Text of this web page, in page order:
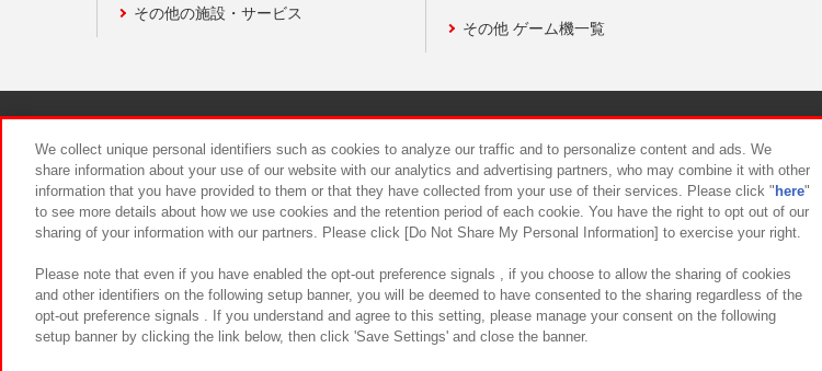
その他の施設・サービス
その他 ゲーム機一覧
食品のご提供について カスタマーハラスメント対応方針
We collect unique personal identifiers such as cookies to analyze our traffic and to personalize content and ads. We
share information about your use of our website with our analytics and advertising partners, who may combine it with other
information that you have provided to them or that they have collected from your use of their services. Please click " here"
to see more details about how we use cookies and the retention period of each cookie. You have the right to opt out of our
sharing of your information with our partners. Please click [Do Not Share My Personal Information] to exercise your right.
Please note that even if you have enabled the opt-out preference signals , if you choose to allow the sharing of cookies
and other identifiers on the following setup banner, you will be deemed to have consented to the sharing regardless of the
opt-out preference signals . If you understand and agree to this setting, please manage your consent on the following
setup banner by clicking the link below, then click 'Save Settings' and close the banner.